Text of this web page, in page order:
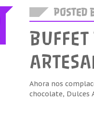
BUFFET
Ahora nos
chocolate, Dulces